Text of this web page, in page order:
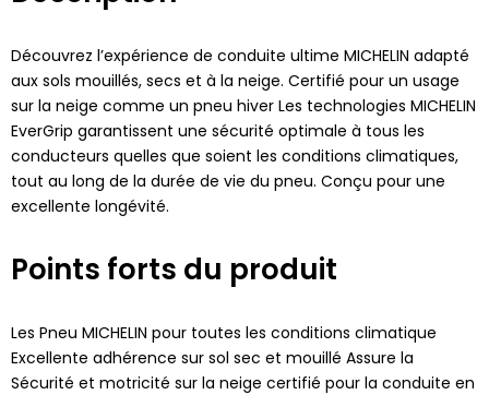
Découvrez l’expérience de conduite ultime MICHELIN adapté
aux sols mouillés, secs et à la neige. Certifié pour un usage
sur la neige comme un pneu hiver Les technologies MICHELIN
EverGrip garantissent une sécurité optimale à tous les
conducteurs quelles que soient les conditions climatiques,
tout au long de la durée de vie du pneu. Conçu pour une
excellente longévité.
Points forts du produit
Les Pneu MICHELIN pour toutes les conditions climatique
Excellente adhérence sur sol sec et mouillé Assure la
Sécurité et motricité sur la neige certifié pour la conduite en